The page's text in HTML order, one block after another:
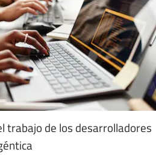
trabajo de los desarrolladores